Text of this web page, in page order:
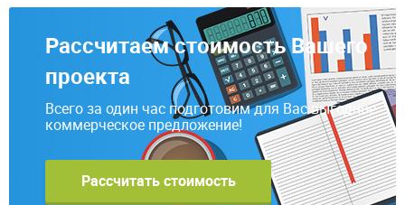
Рассчитаем стоимость Вашего
проекта
Всего за один час подготовим для Вас выгодное
коммерческое предложение!
Рассчитать стоимость